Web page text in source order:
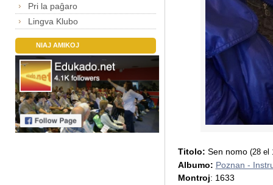
Pri la paĝaro
Lingva Klubo
NIAJ AMIKOJ
Titolo: Sen nomo (28 el
Albumo: Poznan -
Montroj: 1633